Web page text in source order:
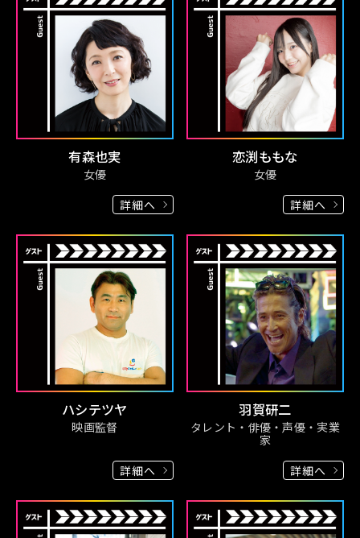
有森也実
女優
詳細へ
恋渕ももな
女優
詳細へ
ハシテツヤ
映画監督
詳細へ
羽賀研二
タレント・俳優・声優・実業
家
詳細へ